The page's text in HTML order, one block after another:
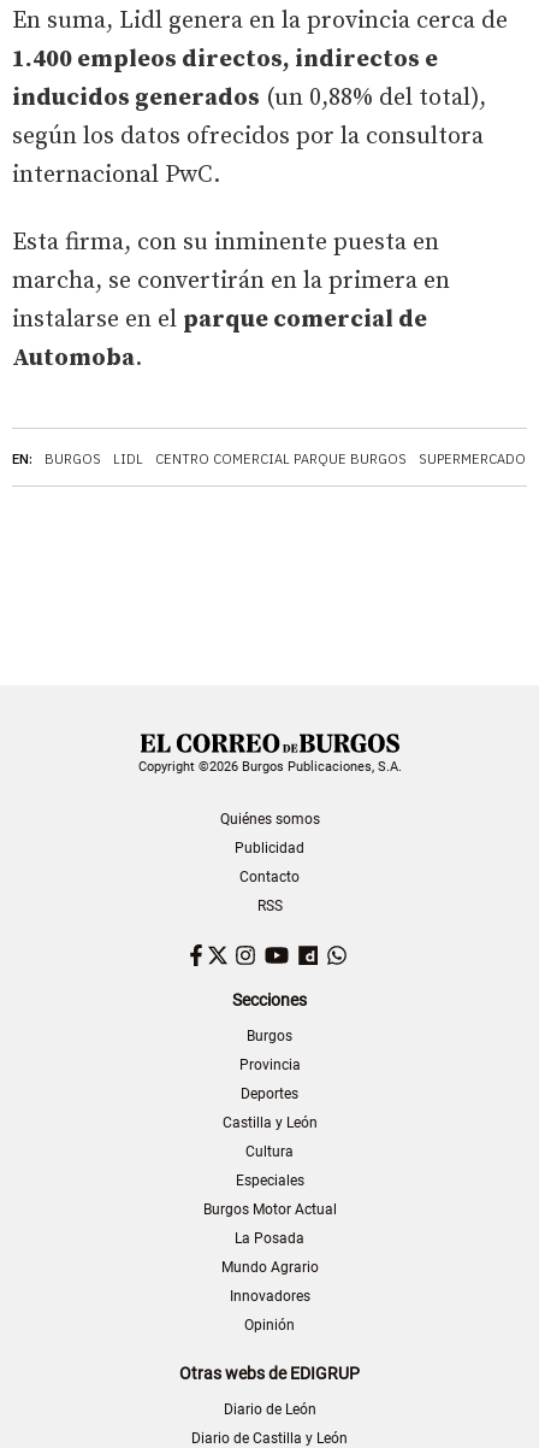
EN: BURGOS LIDL CENTRO COMERCIAL PARQUE BURGOS SUPERMERCADOS
En suma, Lidl genera en la provincia cerca de
1.400 empleos directos, indirectos e
inducidos generados (un 0,88% del total),
según los datos ofrecidos por la consultora
internacional PwC.
Esta firma, con su inminente puesta en
marcha, se convertirán en la primera en
instalarse en el parque comercial de
Automoba.
Copyright ©2026 Burgos Publicaciones, S.A.
Quiénes somos
Publicidad
Contacto
RSS
Facebook
TwitterInstagram
YouTubeDailymotion
Secciones
Burgos
Provincia
Deportes
Castilla y León
Cultura
Especiales
Burgos Motor Actual
La Posada
Mundo Agrario
Innovadores
Opinión
Otras webs de EDIGRUP
Diario de León
Diario de Castilla y León